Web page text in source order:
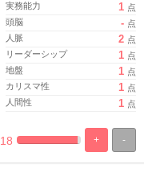
実務能力
1 点
頭脳
- 点
人脈
2 点
リーダーシップ
1 点
地盤
1 点
カリスマ性
1 点
人間性
1 点
-
+
%
100%
18